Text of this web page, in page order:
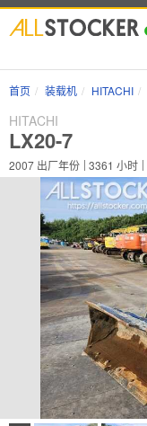
首页 装载机 HITACHI
HITACHI
LX20-7
2007 出厂年份 3361 小时